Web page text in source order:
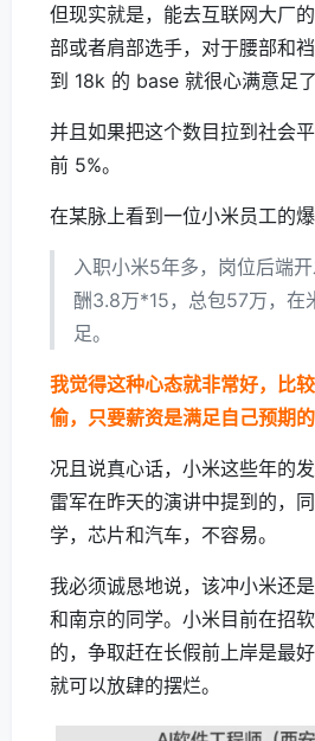
但现实就是，能去互联网大厂
部或者肩部选手，对于腰部和
到 18k 的 base 就很心满意足了
并且如果把这个数目拉到社会
前 5%。
在某脉上看到一位小米员工的爆
入职小米5年多，岗位后端
酬3.8万*15，总包57万，在
足。
我觉得这种心态就非常好，比
偷，只要薪资是满足自己预期
况且说真心话，小米这些年的
雷军在昨天的演讲中提到的，
学，芯片和汽车，不容易。
我必须诚恳地说，该冲小米还
和南京的同学。小米目前在招
的，争取赶在长假前上岸是最
就可以放肆的摆烂。